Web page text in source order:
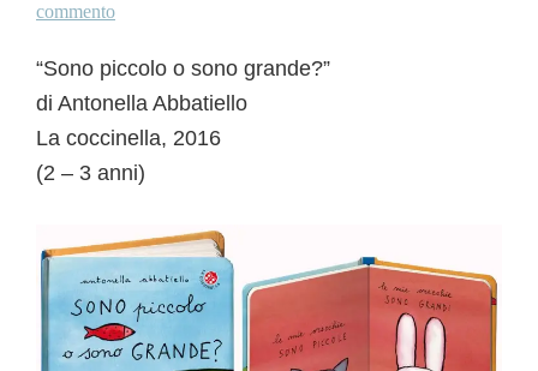
commento
“Sono piccolo o sono grande?”
di Antonella Abbatiello
La coccinella, 2016
(2 – 3 anni)